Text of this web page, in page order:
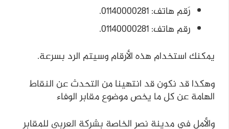
رَقم هاتف: 01140000281.
رقم هاتف: 01140000281.
يمكنك استخدام هذه الأرقام وسيتم الرد بسرعة.
وهكذا قد نكون قد انتهينا من التحدث عن النقاط
الهامة عن كل ما يخص موضوع مقابر الوفاء
والأمل في مدينة نصر الخاصة بشركة العربي للمقابر